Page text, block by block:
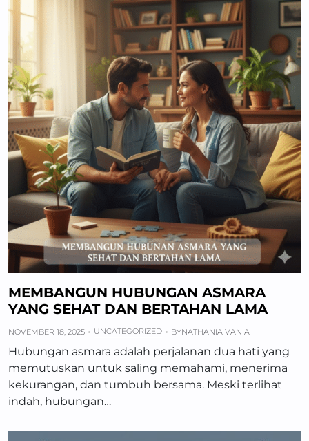
MEMBANGUN HUBUNGAN ASMARA
YANG SEHAT DAN BERTAHAN LAMA
NOVEMBER 18, 2025 UNCATEGORIZED BYNATHANIA VANIA
Hubungan asmara adalah perjalanan dua hati yang
memutuskan untuk saling memahami, menerima
kekurangan, dan tumbuh bersama. Meski terlihat
indah, hubungan…